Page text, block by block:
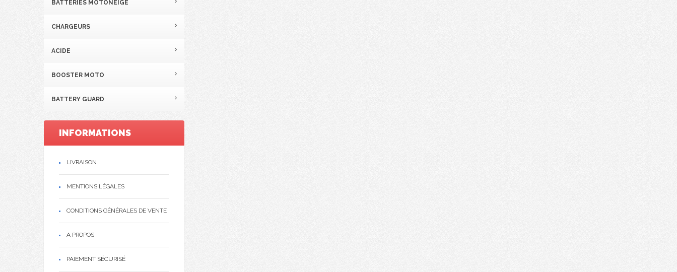
BATTERIES MOTONEIGE
CHARGEURS
ACIDE
BOOSTER MOTO
BATTERY GUARD
INFORMATIONS
LIVRAISON
MENTIONS LÉGALES
CONDITIONS GÉNÉRALES DE VENTE
A PROPOS
PAIEMENT SÉCURISÉ